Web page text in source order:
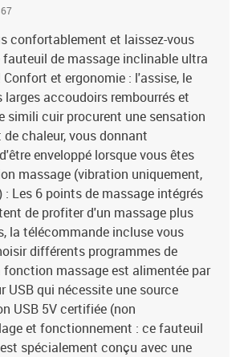
: 65 cmHauteur de l'accoudoir à partir du
de la base ronde : 70 cmType de massage :
par 6 pointsTension d'entrée : 5V
: 2ACapacité de charge max. : 110
requis
confortablement et laissez-vous
fauteuil de massage inclinable ultra
et ergonomie : l'assise, le
larges accoudoirs rembourrés et
simili cuir procurent une sensation
chaleur, vous donnant
enveloppé lorsque vous êtes
massage (vibration uniquement,
: Les 6 points de massage intégrés
de profiter d'un massage plus
la télécommande incluse vous
différents programmes de
fonction massage est alimentée par
USB qui nécessite une source
USB 5V certifiée (non
et fonctionnement : ce fauteuil
spécialement conçu avec une